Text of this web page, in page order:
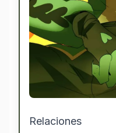
Relaciones